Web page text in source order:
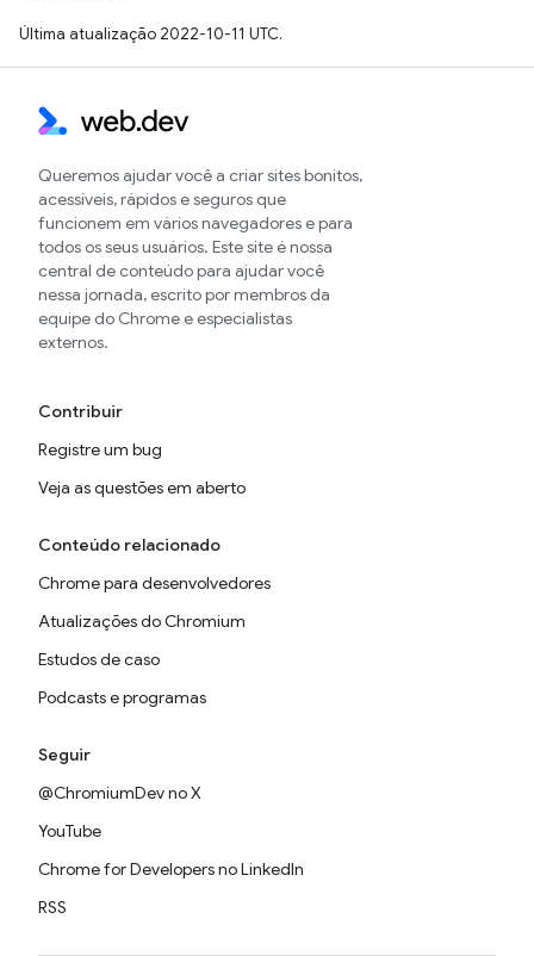
Última atualização 2022-10-11 UTC.
Queremos ajudar você a criar sites bonitos,
acessíveis, rápidos e seguros que
funcionem em vários navegadores e para
todos os seus usuários. Este site é nossa
central de conteúdo para ajudar você
nessa jornada, escrito por membros da
equipe do Chrome e especialistas
externos.
Contribuir
Registre um bug
Veja as questões em aberto
Conteúdo relacionado
Chrome para desenvolvedores
Atualizações do Chromium
Estudos de caso
Podcasts e programas
Seguir
@ChromiumDev no X
YouTube
Chrome for Developers no LinkedIn
RSS